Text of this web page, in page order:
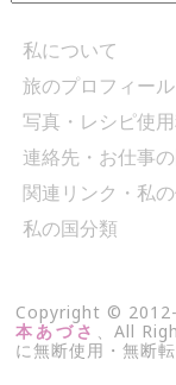
テ
ゴ
リ
ー
＊
私について
旅のプロフィール
写真・レシピ使
連絡先・お仕事
関連リンク・私
私の国分類
Copyright ©
本あづさ
、All
に無断使用・無断転